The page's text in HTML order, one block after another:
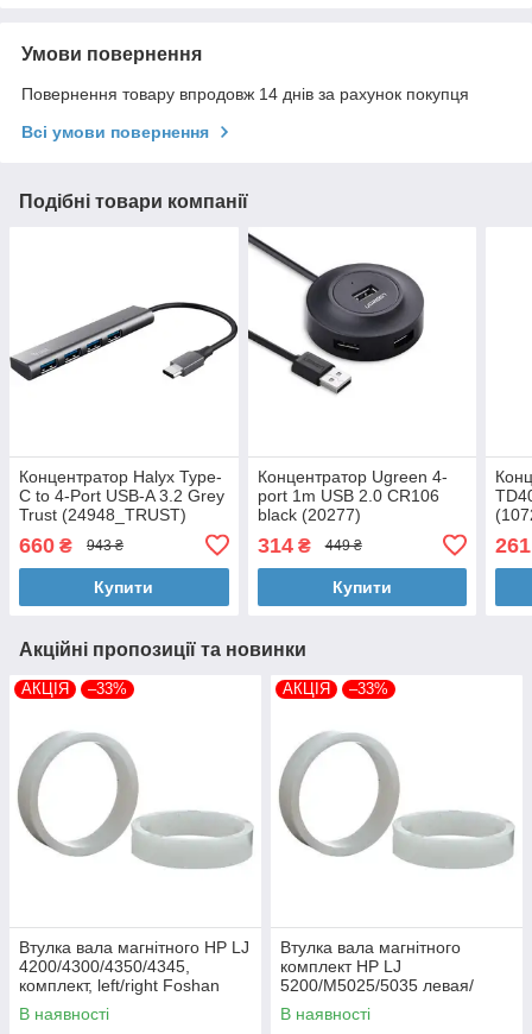
Умови повернення
Повернення товару впродовж 14 днів за рахунок покупця
Всі умови повернення
Подібні товари компанії
Концентратор Halyx Type-
C to 4-Port USB-A 3.2 Grey
Trust (24948_TRUST)
660 ₴ 943 ₴
Купити
Концентратор Ugreen 4-
port 1m USB 2.0 CR106
black (20277)
314₴ 449 ₴
Купити
261
Акційні пропозиції та новинки
АКЦІЯ –33%
Втулка вала магнітного HP LJ
4200/4300/4350/4345,
комплект, left/right Foshan
(MAG-1338A-BSH-Foshan)
В наявності
АКЦІЯ –33%
Втулка вала магнітного
комплект HP LJ
5200/M5025/5035 левая/
правая Foshan (MAG-7516A-
BSH-Foshan)
В наявності